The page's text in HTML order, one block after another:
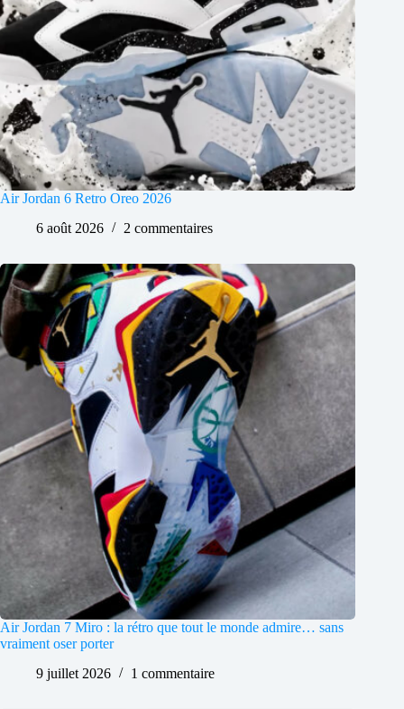
Air Jordan 6 Retro Oreo 2026
6 août 2026
2 commentaires
Air Jordan 7 Miro : la rétro que tout le monde admire… sans
vraiment oser porter
9 juillet 2026
1 commentaire